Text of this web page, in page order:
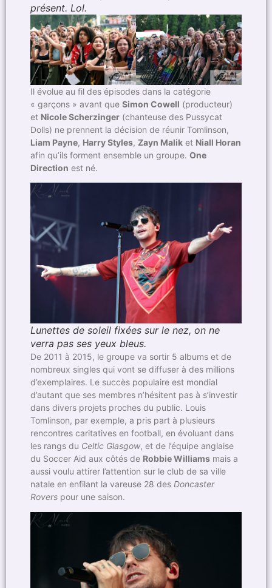
présent. Lol.
Il évolue au fil des épisodes dans la catégorie
« garçons » avant que Simon Cowell (producteur)
et Nicole Scherzinger (chanteuse des Pussycat
Dolls) ne prennent la décision de réunir Tomlinson,
Liam Payne, Harry Styles, Zayn Malik et Niall Horan
afin qu’ils forment ensemble un groupe. One
Direction est né.
Lunettes de soleil fixées sur le nez, on ne
verra pas ses yeux bleus.
De 2011 à 2015, le groupe va sortir 5 albums et de
nombreux singles qui vont se diffuser à des millions
d’exemplaires. Le succès populaire est mondial
d’autant que ses membres n’hésitent pas à s’investir
dans divers projets proches du public. Louis
Tomlinson, par exemple, a pris part à plusieurs
rencontres caritatives en football, en évoluant dans
les rangs du Celtic Glasgow, et de l’équipe anglaise
du Soccer Aid aux côtés de Robbie Williams mais a
aussi voulu attirer l’attention sur le club de sa ville
natale en enfilant la vareuse 28 des Doncaster
Rovers pour une saison.